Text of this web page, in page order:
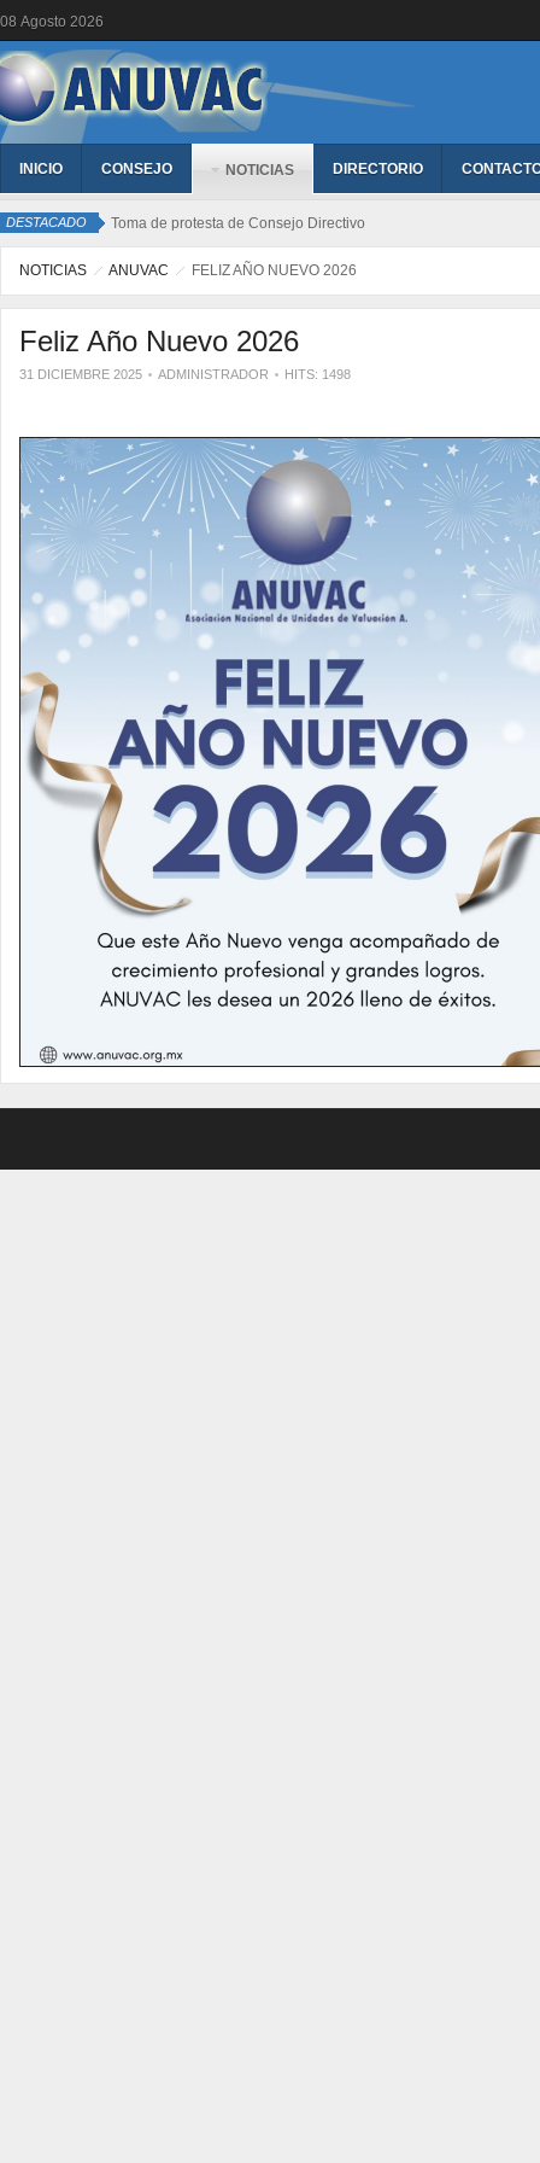
08 Agosto 2026
INICIO CONSEJO NOTICIAS DIRECTORIO
DESTACADO Toma de protesta de Consejo Directivo
NOTICIAS ANUVAC FELIZ AÑO NUEVO 2026
Feliz Año Nuevo 2026
31 DICIEMBRE 2025 ADMINISTRADOR HITS: 1498